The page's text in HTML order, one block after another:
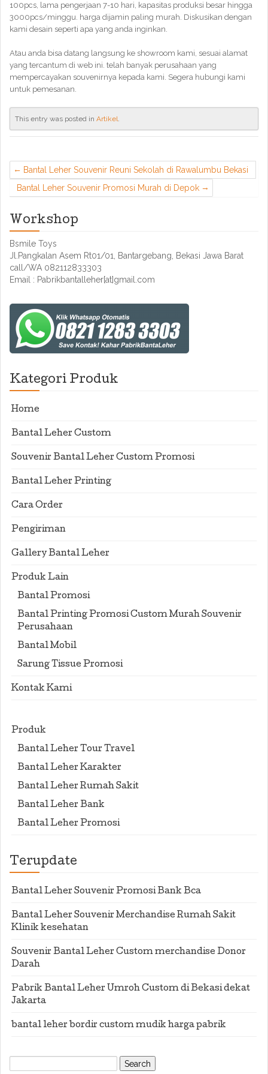
100pcs, lama pengerjaan 7-10 hari, kapasitas produksi besar hingga
3000pcs/minggu. harga dijamin paling murah. Diskusikan dengan
kami desain seperti apa yang anda inginkan.
Atau anda bisa datang langsung ke showroom kami, sesuai alamat
yang tercantum di web ini. telah banyak perusahaan yang
mempercayakan souvenirnya kepada kami. Segera hubungi kami
untuk pemesanan.
This entry was posted in Artikel.
Bantal Leher Souvenir Reuni Sekolah di Rawalumbu Bekasi
Bantal Leher Souvenir Promosi Murah di Depok
Workshop
Bsmile Toys
Jl.Pangkalan Asem Rt01/01, Bantargebang, Bekasi Jawa Barat
call/WA 082112833303
Email : Pabrikbantalleher[at]gmail.com
Kategori Produk
Home
Bantal Leher Custom
Souvenir Bantal Leher Custom Promosi
Bantal Leher Printing
Cara Order
Pengiriman
Gallery Bantal Leher
Produk Lain
Bantal Promosi
Bantal Printing Promosi Custom Murah Souvenir
Perusahaan
Bantal Mobil
Sarung Tissue Promosi
Kontak Kami
Produk
Bantal Leher Tour Travel
Bantal Leher Karakter
Bantal Leher Rumah Sakit
Bantal Leher Bank
Bantal Leher Promosi
Terupdate
Bantal Leher Souvenir Promosi Bank Bca
Bantal Leher Souvenir Merchandise Rumah Sakit
Klinik kesehatan
Souvenir Bantal Leher Custom merchandise Donor
Darah
Pabrik Bantal Leher Umroh Custom di Bekasi dekat
Jakarta
bantal leher bordir custom mudik harga pabrik
Search